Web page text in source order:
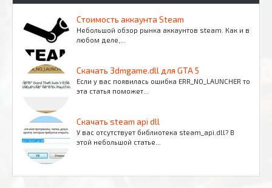
Стоимость аккаунта Steam
Небольшой обзор рынка аккаунтов steam. Как и в
любом деле,…
Скачать 3dmgame.dll для GTA 5
Если у вас появилась ошибка ERR_NO_LAUNCHER то
эта статья поможет…
Скачать steam api dll
У вас отсутствует библиотека steam_api.dll? В
этой небольшой статье…